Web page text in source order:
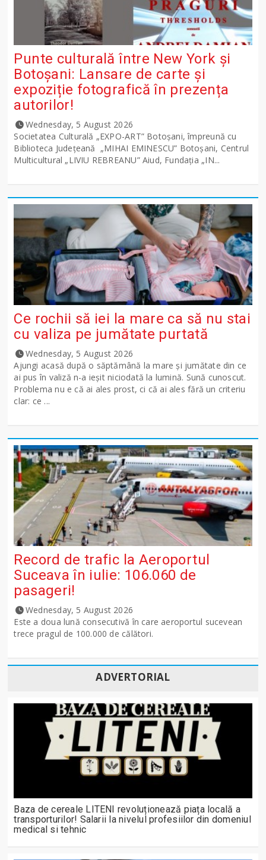
Punte culturală între New York și
Botoșani: Lansare de carte și
expoziție fotografică în prezența
autorilor!
Wednesday, 5 August 2026
Societatea Culturală „EXPO-ART” Botoșani, împreună cu
Biblioteca Județeană „MIHAI EMINESCU” Botoșani, Centrul
Multicultural „LIVIU REBREANU” Aiud, Fundația „IN...
Ce rochii să iei la mare ca să nu stai
cu valiza pe jumătate purtată
Wednesday, 5 August 2026
Ajungi acasă după o săptămână la mare și jumătate din ce
ai pus în valiză n-a ieșit niciodată la lumină. Sună cunoscut.
Problema nu e că ai ales prost, ci că ai ales fără un criteriu
clar: ce ...
Record de trafic la Aeroportul
Suceava în iulie: 106.060 de
pasageri!
Wednesday, 5 August 2026
Este a doua lună consecutivă în care aeroportul sucevean
trece pragul de 100.000 de călători.
ADVERTORIAL
Baza de cereale LITENI revoluționează piața locală a
transporturilor! Salarii la nivelul profesiilor din domeniul
medical si tehnic